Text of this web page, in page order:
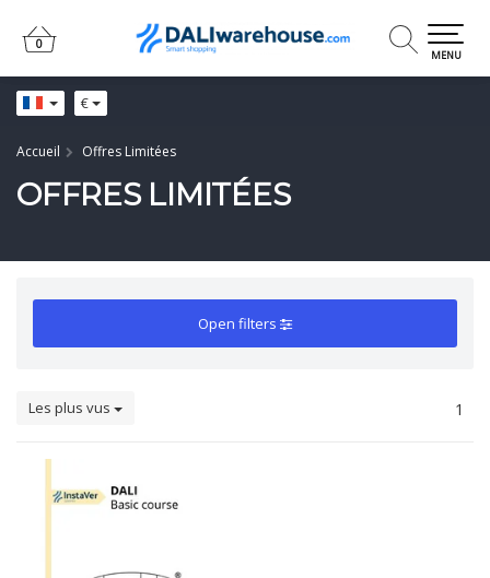
€
0
0
MENU
Accueil Offres Limitées
OFFRES LIMITÉES
Open filters
Les plus vus 1